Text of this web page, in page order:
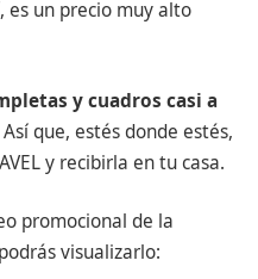
es un precio muy alto
y cuadros casi a
Así que, estés donde estés,
y recibirla en tu casa.
promocional de la
visualizarlo: